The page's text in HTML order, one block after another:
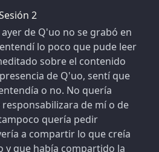
2
de Q'uo no se grabó en
lo poco que pude leer
sobre el contenido
de Q'uo, sentí que
o no. No quería
de mí o de
quería pedir
a compartir lo que creía
y que había compartido la